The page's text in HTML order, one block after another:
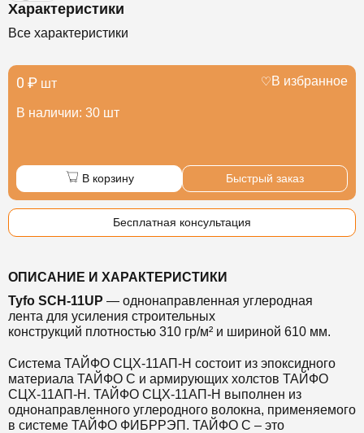
Характеристики
Все характеристики
0 ₽ шт
В наличии: 30 шт
В избранное
В корзину Быстрый заказ
Бесплатная консультация
ОПИСАНИЕ И ХАРАКТЕРИСТИКИ
Tyfo SCH-11UP — однонаправленная углеродная
лента для усиления строительных
конструкций плотностью 310 гр/м² и шириной 610 мм.
Система ТАЙФО СЦХ-11АП-H состоит из эпоксидного
материала ТАЙФО С и армирующих холстов ТАЙФО
СЦХ-11АП-H. ТАЙФО СЦХ-11АП-H выполнен из
однонаправленного углеродного волокна, применяемого
в системе ТАЙФО ФИБРРЭП. ТАЙФО С – это